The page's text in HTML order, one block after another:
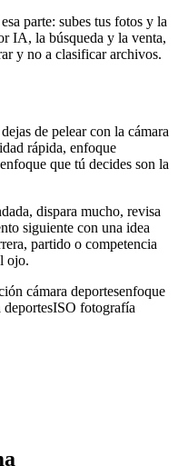
parte: subes tus fotos y la
IA, la búsqueda y la venta,
y no a clasificar archivos.
de pelear con la cámara
rápida, enfoque
que tú decides son la
dispara mucho, revisa
siguiente con una idea
partido o competencia
ojo.
cámara deportesenfoque
deportesISO fotografía